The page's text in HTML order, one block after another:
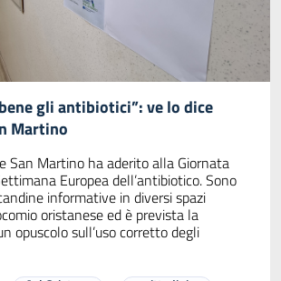
gli antibiotici”: ve lo dice
Martino
San Martino ha aderito alla Giornata
Europea dell’antibiotico. Sono
informative in diversi spazi
oristanese ed è prevista la
opuscolo sull’uso corretto degli